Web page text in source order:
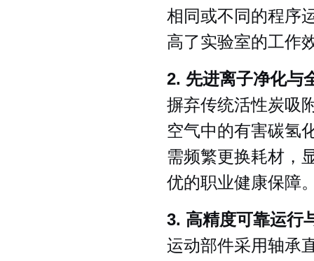
相同或不同的程序
高了实验室的工作
2. 先进离子净化与
摒弃传统活性炭吸
空气中的有害碳氢
需频繁更换耗材，
优的职业健康保障
3. 高精度可靠运行
运动部件采用轴承